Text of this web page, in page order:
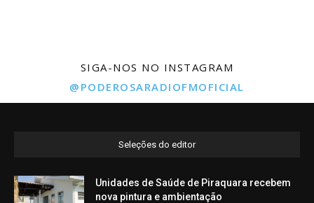
SIGA-NOS NO INSTAGRAM
@PODEROSARADIOFMOFICIAL
Seleções do editor
Unidades de Saúde de Piraquara recebem
nova pintura e ambientação